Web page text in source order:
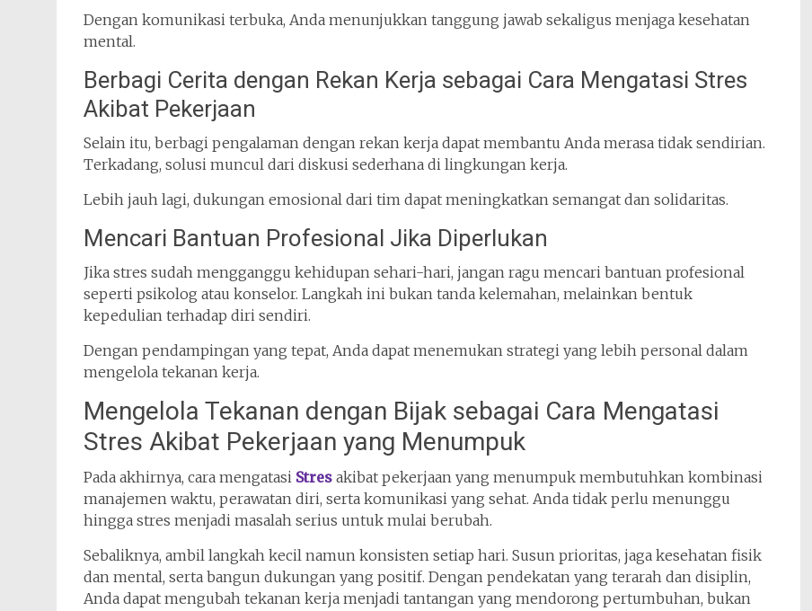
Dengan komunikasi terbuka, Anda menunjukkan tanggung jawab sekaligus menjaga kesehatan
mental.
Berbagi Cerita dengan Rekan Kerja sebagai Cara Mengatasi Stres
Akibat Pekerjaan
Selain itu, berbagi pengalaman dengan rekan kerja dapat membantu Anda merasa tidak sendirian.
Terkadang, solusi muncul dari diskusi sederhana di lingkungan kerja.
Lebih jauh lagi, dukungan emosional dari tim dapat meningkatkan semangat dan solidaritas.
Mencari Bantuan Profesional Jika Diperlukan
Jika stres sudah mengganggu kehidupan sehari-hari, jangan ragu mencari bantuan profesional
seperti psikolog atau konselor. Langkah ini bukan tanda kelemahan, melainkan bentuk
kepedulian terhadap diri sendiri.
Dengan pendampingan yang tepat, Anda dapat menemukan strategi yang lebih personal dalam
mengelola tekanan kerja.
Mengelola Tekanan dengan Bijak sebagai Cara Mengatasi
Stres Akibat Pekerjaan yang Menumpuk
Pada akhirnya, cara mengatasi Stres akibat pekerjaan yang menumpuk membutuhkan kombinasi
manajemen waktu, perawatan diri, serta komunikasi yang sehat. Anda tidak perlu menunggu
hingga stres menjadi masalah serius untuk mulai berubah.
Sebaliknya, ambil langkah kecil namun konsisten setiap hari. Susun prioritas, jaga kesehatan fisik
dan mental, serta bangun dukungan yang positif. Dengan pendekatan yang terarah dan disiplin,
Anda dapat mengubah tekanan kerja menjadi tantangan yang mendorong pertumbuhan, bukan